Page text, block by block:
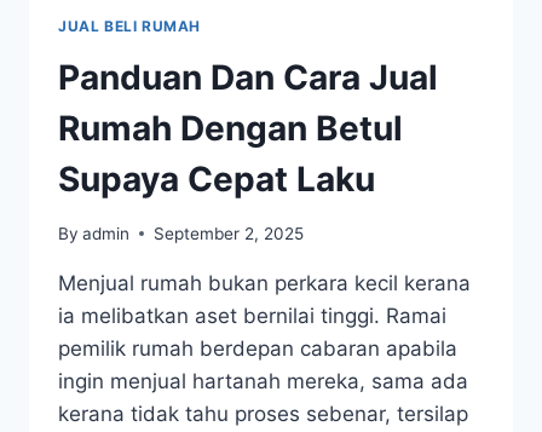
JUAL BELI RUMAH
Panduan Dan Cara Jual
Rumah Dengan Betul
Supaya Cepat Laku
By admin September 2, 2025
Menjual rumah bukan perkara kecil kerana
ia melibatkan aset bernilai tinggi. Ramai
pemilik rumah berdepan cabaran apabila
ingin menjual hartanah mereka, sama ada
kerana tidak tahu proses sebenar, tersilap